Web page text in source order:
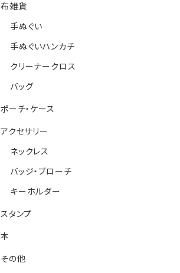
布雑貨
手ぬぐい
手ぬぐいハンカチ
クリーナークロス
バッグ
ポーチ・ケース
アクセサリー
ネックレス
バッジ・ブローチ
キーホルダー
スタンプ
本
その他